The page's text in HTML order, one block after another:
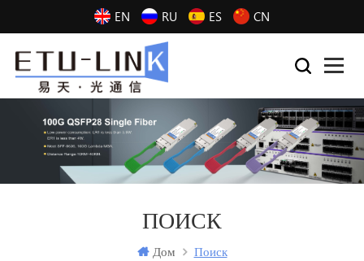
EN RU ES CN
ПОИСК
Дом Поиск